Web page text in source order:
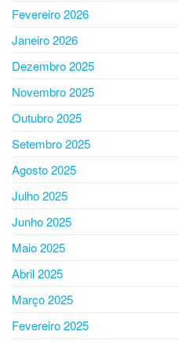
Fevereiro 2026
Janeiro 2026
Dezembro 2025
Novembro 2025
Outubro 2025
Setembro 2025
Agosto 2025
Julho 2025
Junho 2025
Maio 2025
Abril 2025
Março 2025
Fevereiro 2025